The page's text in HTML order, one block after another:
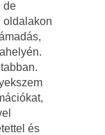
de
oldalakon
és